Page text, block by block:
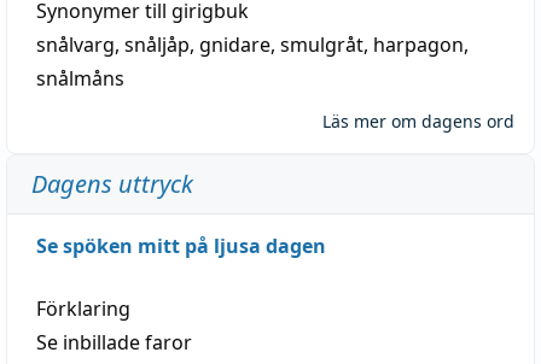
Synonymer till girigbuk
snålvarg, snåljåp, gnidare, smulgråt, harpagon,
snålmåns
Läs mer om dagens ord
Dagens uttryck
Se spöken mitt på ljusa dagen
Förklaring
Se inbillade faror